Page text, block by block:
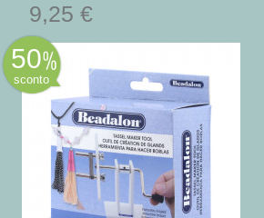
9,25 €
50
sconto